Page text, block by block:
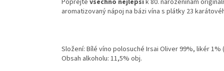
aromatizovaný nápoj na bázi vína s plátky 23
Složení: Bílé víno polosuché Irsai Oliver 99%, likér
Obsah alkoholu: 11,5% obj.